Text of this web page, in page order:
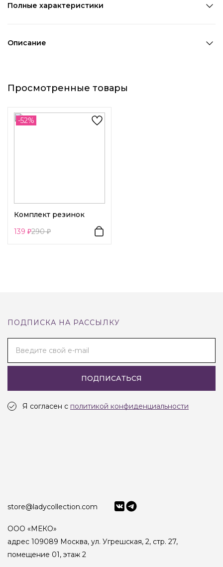
Полные характеристики
Возраст: Универсальный
Описание
если бы вы хотели добавить ярких красок в ваши
Просмотренные товары
-52%
Комплект резинок
139
290
ПОДПИСКА НА РАССЫЛКУ
Введите свой e-mail
ПОДПИСАТЬСЯ
Я согласен с политикой конфиденциальности
store@ladycollection.com
ООО «МЕКО»
адрес 109089 Москва, ул. Угрешская, 2, стр. 27,
помещение 01, этаж 2